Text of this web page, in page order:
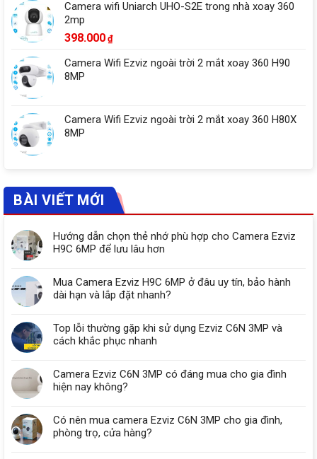
Camera wifi Uniarch UHO-S2E trong nhà xoay 360
2mp
398.000 ₫
Camera Wifi Ezviz ngoài trời 2 mắt xoay 360 H90
8MP
Camera Wifi Ezviz ngoài trời 2 mắt xoay 360 H80X
8MP
BÀI VIẾT MỚI
Hướng dẫn chọn thẻ nhớ phù hợp cho Camera Ezviz
H9C 6MP để lưu lâu hơn
Mua Camera Ezviz H9C 6MP ở đâu uy tín, bảo hành
dài hạn và lắp đặt nhanh?
Top lỗi thường gặp khi sử dụng Ezviz C6N 3MP và
cách khắc phục nhanh
Camera Ezviz C6N 3MP có đáng mua cho gia đình
hiện nay không?
Có nên mua camera Ezviz C6N 3MP cho gia đình,
phòng trọ, cửa hàng?